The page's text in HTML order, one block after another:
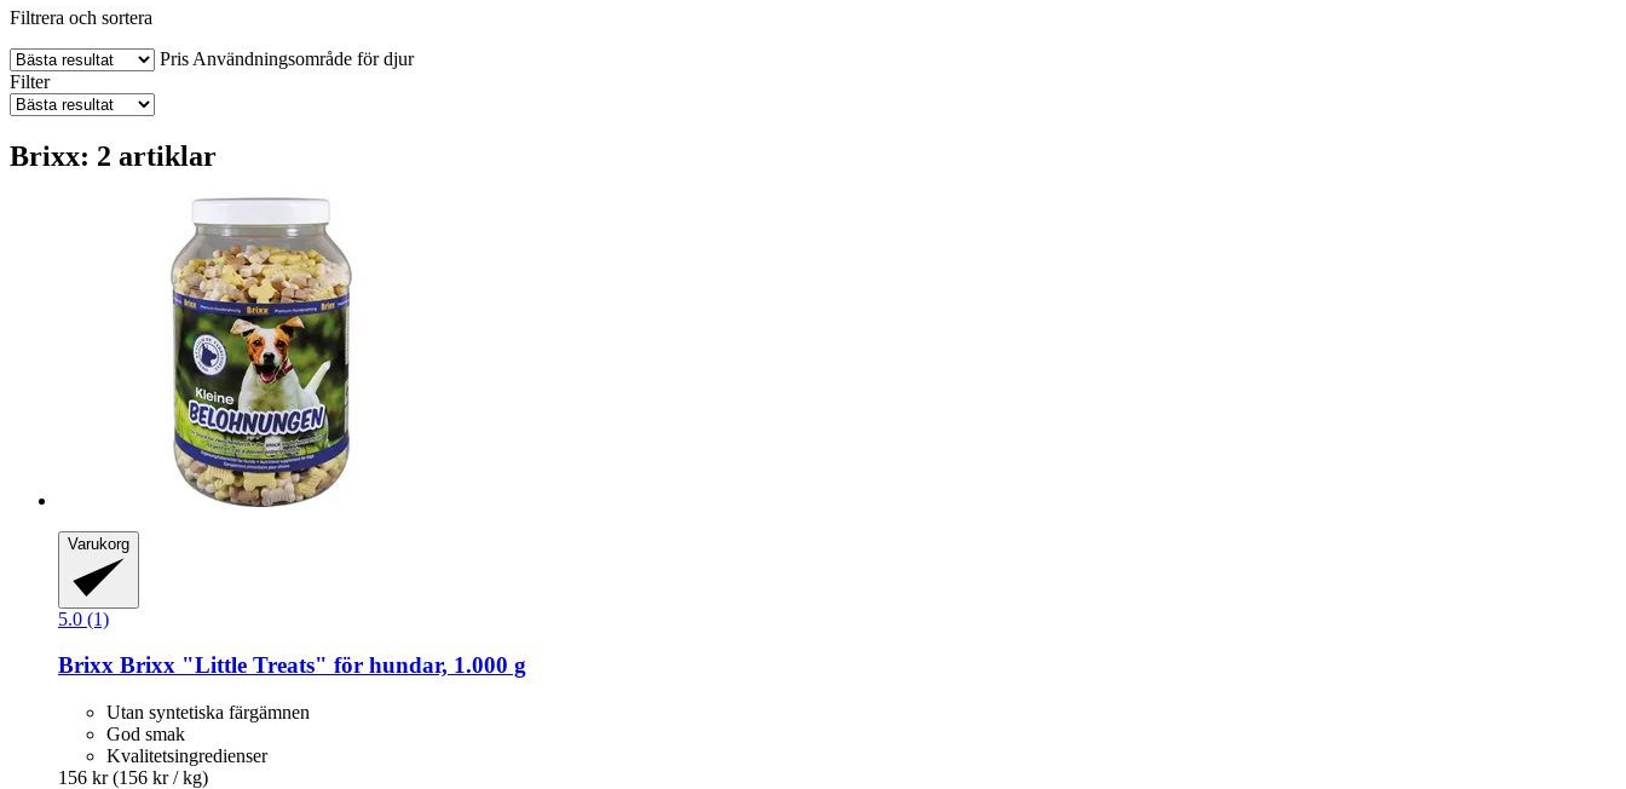
Filtrera och sortera
Pris Användningsområde för djur
Filter
Brixx: 2 artiklar
Varukorg
5.0 (1)
Brixx Brixx "Little Treats" för hundar, 1.000 g
Utan syntetiska färgämnen
God smak
Kvalitetsingredienser
156 kr (156 kr / kg)